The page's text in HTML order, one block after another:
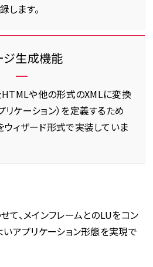
します。
ジ生成機能
や他の形式のXMLに変換
ケーション）を定義するため
ウィザード形式で実装していま
、メインフレームとのLUをコン
いアプリケーション形態を実現で